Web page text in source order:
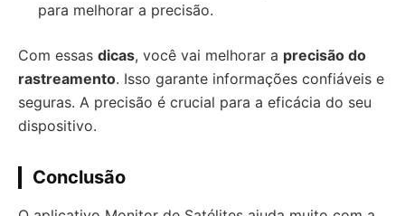
para melhorar a precisão.
Com essas dicas, você vai melhorar a precisão do
rastreamento. Isso garante informações confiáveis e
seguras. A precisão é crucial para a eficácia do seu
dispositivo.
Conclusão